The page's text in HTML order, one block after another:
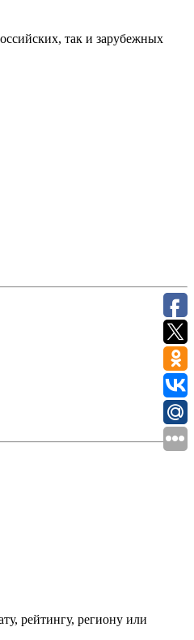
так и зарубежных
рейтингу, региону или